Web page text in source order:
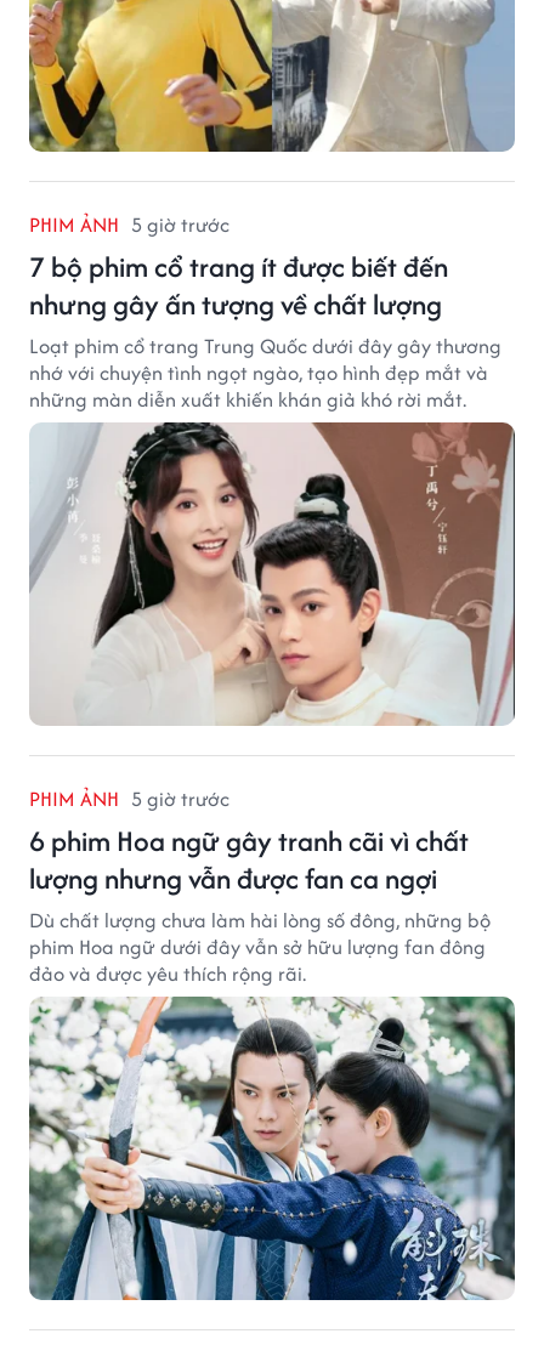
PHIM ẢNH 5 giờ trước
7 bộ phim cổ trang ít được biết đến
nhưng gây ấn tượng về chất lượng
Loạt phim cổ trang Trung Quốc dưới đây gây thương
nhớ với chuyện tình ngọt ngào, tạo hình đẹp mắt và
những màn diễn xuất khiến khán giả khó rời mắt.
PHIM ẢNH 5 giờ trước
6 phim Hoa ngữ gây tranh cãi vì chất
lượng nhưng vẫn được fan ca ngợi
Dù chất lượng chưa làm hài lòng số đông, những bộ
phim Hoa ngữ dưới đây vẫn sở hữu lượng fan đông
đảo và được yêu thích rộng rãi.